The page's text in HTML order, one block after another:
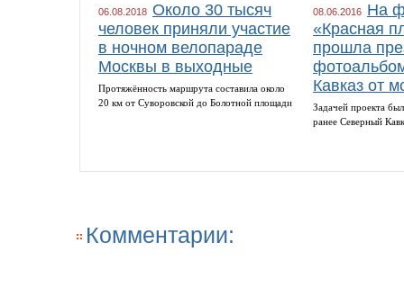
06.08.2018 Около 30 тысяч
человек приняли участие
в ночном велопараде
Москвы в выходные
Протяжённость маршрута составила около
20 км от Суворовской до Болотной площади
08.06.2016 На
«Красная
прошла
Кавказ от
Задачей проекта
ранее Северный
Комментарии: